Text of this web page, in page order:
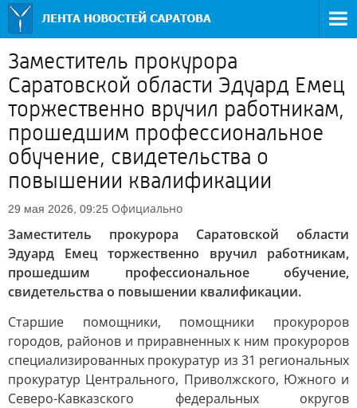
Заместитель прокурора
Саратовской области Эдуард Емец
торжественно вручил работникам,
прошедшим профессиональное
обучение, свидетельства о
повышении квалификации
29 мая 2026, 09:25 Официально
Заместитель прокурора Саратовской области
Эдуард Емец торжественно вручил работникам,
прошедшим профессиональное обучение,
свидетельства о повышении квалификации.
Старшие помощники, помощники прокуроров
городов, районов и приравненных к ним прокуроров
специализированных прокуратур из 31 региональных
прокуратур Центрального, Приволжского, Южного и
Северо-Кавказского федеральных округов